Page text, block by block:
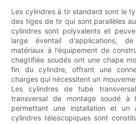
Les cylindres à tir standard sont le
des tiges de tir qui sont parallèles
cylindres sont polyvalents et
large éventail d'applications,
matériaux à l'équipement de
chagtifiée soudés ont une chape
fin du cylindre, offrant une
charges qui nécessitent un
Les cylindres de tube
transversal de montage soudé à
permettant une installation et un
cylindres télescopiques sont